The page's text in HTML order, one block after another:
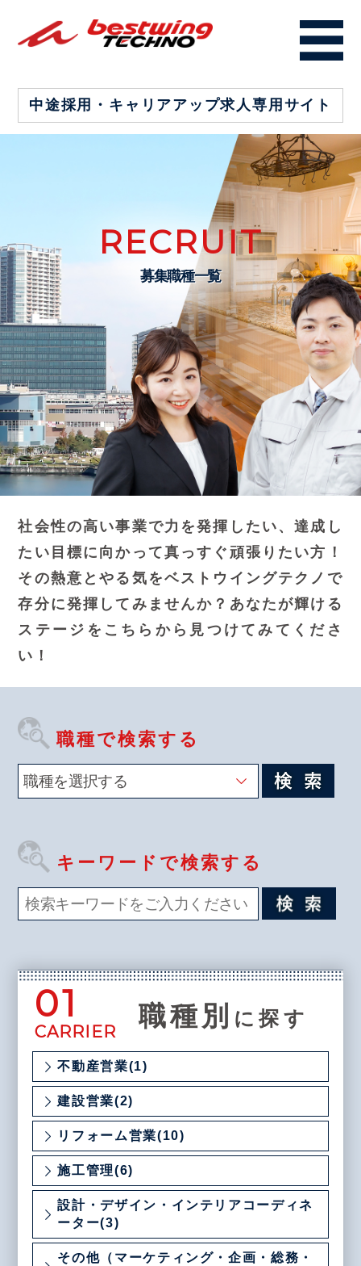
中途採用・キャリアアップ求人専用サイト
RECRUIT
募集職種一覧
社会性の高い事業で力を発揮したい、達成し
たい目標に向かって真っすぐ頑張りたい方！
その熱意とやる気をベストウイングテクノで
存分に発揮してみませんか？ あなたが輝ける
ステージをこちらから見つけてみてくださ
い！
職種で検索する
キーワードで検索する
01
CARRIER
職種別 に探す
不動産営業(1)
建設営業(2)
リフォーム営業(10)
施工管理(6)
設計・デザイン・インテリアコーディネ
ーター(3)
その他（マーケティング・企画・総務・